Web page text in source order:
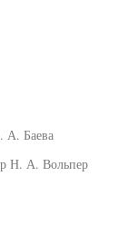
А. Баева
Н. А. Вольпер